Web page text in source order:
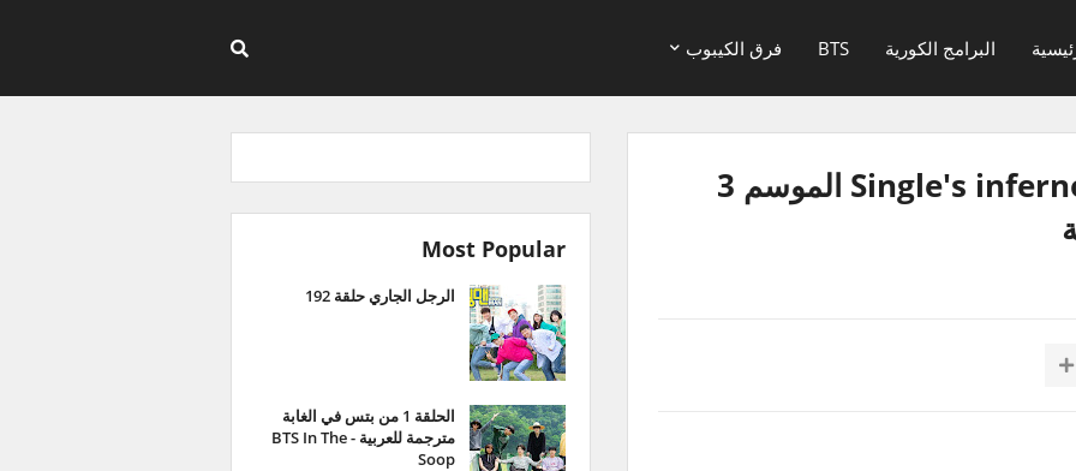
البرامج الكورية BTS فرق الكيبوب
برنامج جحيم العزاب Single's inferno الموسم 3
Most Popular
الرجل الجاري حلقة 192
الحلقة 1 من بتس في الغابة
مترجمة للعربية - BTS In The
Soop